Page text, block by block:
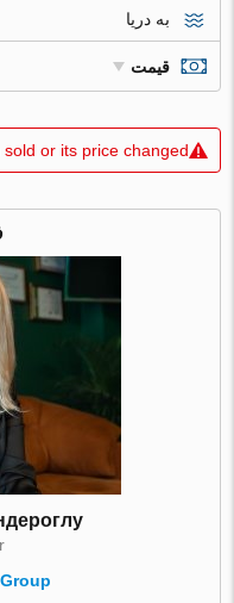
به دریا
قیمت
or its price changed